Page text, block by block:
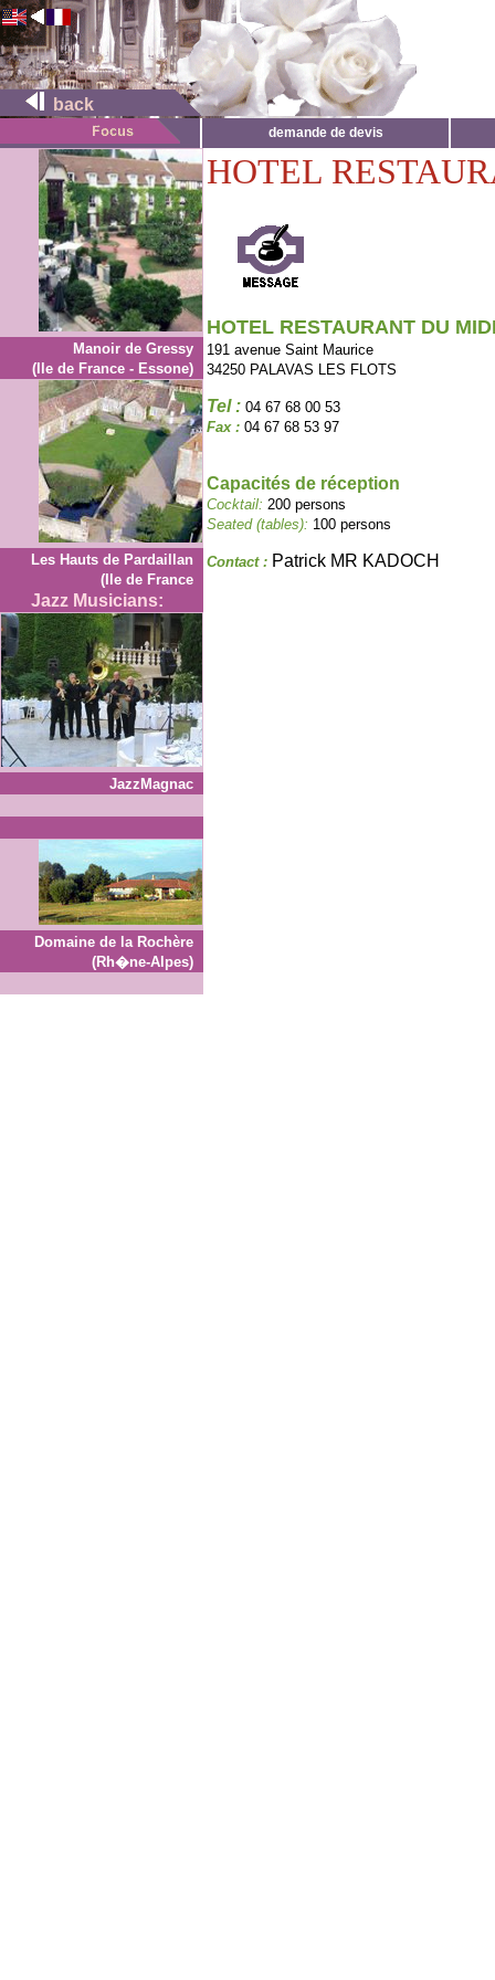
back
demande de devis
Manoir de Gressy
(Ile de France - Essone)
Les Hauts de Pardaillan
(Ile de France
Jazz Musicians:
JazzMagnac
Domaine de la Rochère
(Rh�ne-Alpes)
HOTEL
HOTEL RESTAURANT DU
191 avenue Saint Maurice
34250 PALAVAS LES FLOTS
Tel : 04 67 68 00 53
Fax : 04 67 68 53 97
Capacités de réception
Cocktail: 200 persons
Seated (tables): 100 persons
Contact : Patrick MR KADOCH